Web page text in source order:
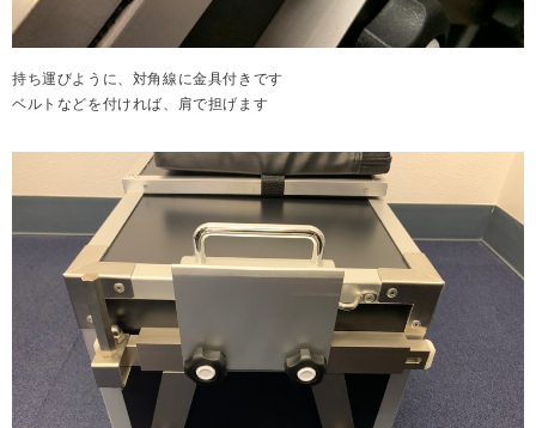
持ち運びように、対角線に金具付きです
ベルトなどを付ければ、肩で担げます